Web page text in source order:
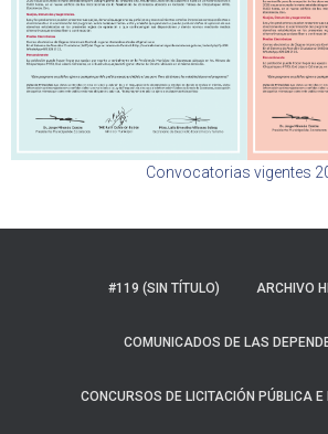
Convocatorias vigentes
#119 (SIN TÍTULO) ARCHIVO
COMUNICADOS DE LAS
CONCURSOS DE LICITACIÓN PÚBLICA E